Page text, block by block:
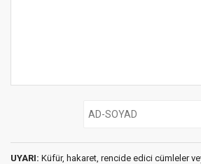
UYARI: Küfür, hakaret, rencide edici cümleler